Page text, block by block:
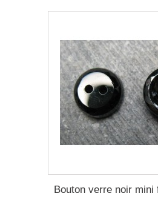
Bouton verre noir mini